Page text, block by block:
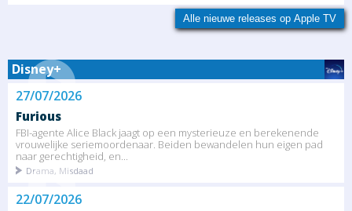
Alle nieuwe releases op Apple TV
Disney+
27/07/2026
Furious
FBI-agente Alice Black jaagt op een mysterieuze en berekenende
vrouwelijke seriemoordenaar. Beiden bewandelen hun eigen pad
naar gerechtigheid, en...
Drama, Misdaad
22/07/2026